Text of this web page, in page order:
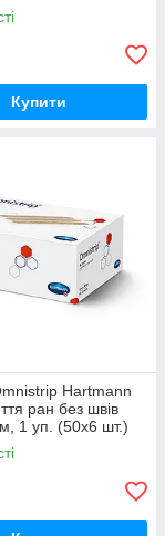
Купити
Hartmann
ран без швів
1 уп. (50x6 шт.)